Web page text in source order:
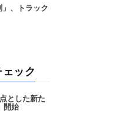
」、トラック
ェック
とした新た
開始